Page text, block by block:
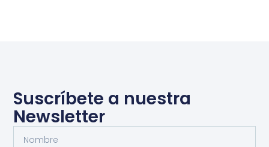
Suscríbete a nuestra
Newsletter